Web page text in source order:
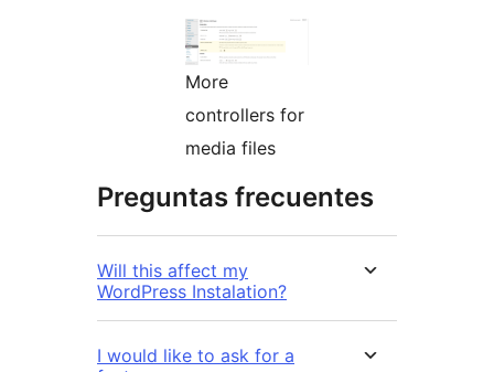
More
controllers for
media files
Preguntas frecuentes
Will this affect my
WordPress Instalation?
I would like to ask for a